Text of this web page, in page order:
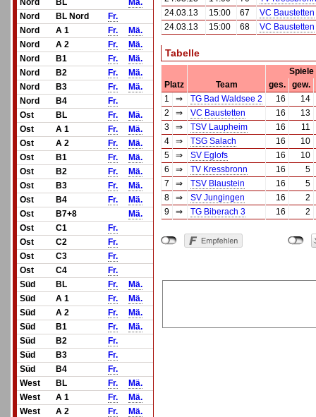
Nord
BL
Mä.
Nord
BL Nord
Fr.
Nord
A 1 Fr.
Mä.
Nord
A 2 Fr.
Mä.
Nord
B1 Fr.
Mä.
Nord
B2 Fr.
Mä.
Nord
B3 Fr.
Mä.
Nord
B4
Fr.
Ost
BL Fr.
Mä.
Ost
A 1 Fr.
Mä.
Ost
A 2 Fr.
Mä.
Ost
B1 Fr.
Mä.
Ost
B2 Fr.
Mä.
Ost
B3 Fr.
Mä.
Ost
B4 Fr.
Mä.
Ost
B7+8
Mä.
Ost
C1
Fr.
Ost
C2
Fr.
Ost
C3
Fr.
Ost
C4
Fr.
Süd
BL Fr.
Mä.
Süd
A 1 Fr.
Mä.
Süd
A 2 Fr.
Mä.
Süd
B1 Fr.
Mä.
Süd
B2
Fr.
Süd
B3
Fr.
Süd
B4
Fr.
West
BL Fr.
Mä.
West
A 1 Fr.
Mä.
West
A 2 Fr.
Mä.
24.03.13
15:00 67
VC Baustetten
24.03.13
15:00 68 VC Baustetten
Tabelle
Spiele
Platz
Team ges.
gew.
1
⇒ TG Bad Waldsee 2 16
14
2
⇒ VC Baustetten 16
13
3
⇒ TSV Laupheim 16
11
4
⇒ TSG Salach 16
10
5
⇒ SV Eglofs 16
10
6
⇒ TV Kressbronn 16
5
7
⇒ TSV Blaustein 16
5
8
⇒ SV Jungingen 16
2
9
⇒ TG Biberach 3 16 2